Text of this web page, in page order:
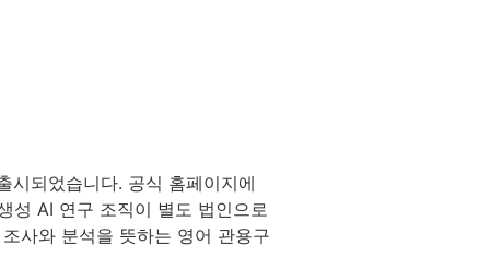
시되었습니다. 공식 홈페이지에
성 AI 연구 조직이 별도 법인으로
사와 분석을 뜻하는 영어 관용구